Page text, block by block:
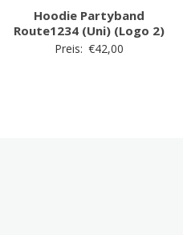
Hoodie Partyband
Route1234 (Uni) (Logo 2)
Preis: €42,00